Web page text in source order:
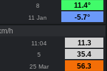
8
11.4°
11 Jan
-5.7°
h
11:04
11.3
5
35.4
25 Mar
56.3